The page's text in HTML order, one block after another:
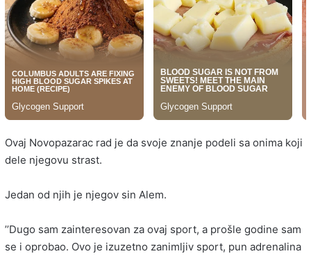
Ovaj Novopazarac rad je da svoje znanje podeli sa onima koji
dele njegovu strast.
Jedan od njih je njegov sin Alem.
’’Dugo sam zainteresovan za ovaj sport, a prošle godine sam
se i oprobao. Ovo je izuzetno zanimljiv sport, pun adrenalina